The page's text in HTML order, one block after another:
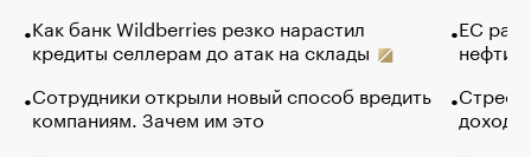
Как банк Wildberries резко нарастил
кредиты селлерам до атак на склады
Сотрудники открыли новый способ вредить
компаниям. Зачем им это
ЕС
нефти